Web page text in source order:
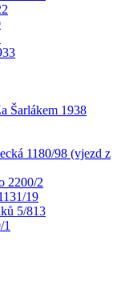
Šarlákem 1938
1180/98 (vjezd z
2200/2
19
5/813